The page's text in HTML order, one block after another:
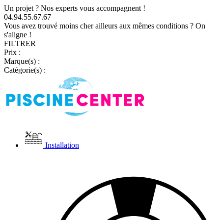
Un projet ? Nos experts vous accompagnent !
04.94.55.67.67
Vous avez trouvé moins cher ailleurs aux mêmes conditions ? On
s'aligne !
FILTRER
Prix :
Marque(s) :
Catégorie(s) :
Installation